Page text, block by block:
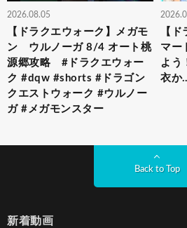
2026.08.05
【ドラクエウォーク】メガモ
ン ウルノーガ 8/4 オート桃
源郷攻略 #ドラクエウォー
ク #dqw #shorts #ドラゴン
クエストウォーク #ウルノー
ガ #メガモンスター
【
マー
よう
衣か
Back to Top
新着動画